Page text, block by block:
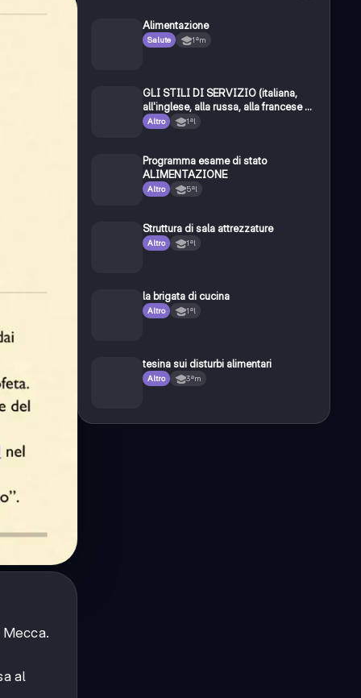
al
Alimentazione
Salute 1ªm
GLI STILI DI SERVIZIO (italiana,
all'inglese, alla russa, alla francese e
self-service)
Altro 1ªl
Programma esame di stato
ALIMENTAZIONE
Altro 5ªl
Struttura di sala attrezzature
Altro 1ªl
la brigata di cucina
Altro 1ªl
tesina sui disturbi alimentari
Altro 3ªm